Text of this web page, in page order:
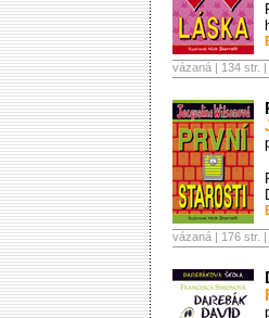
vázaná | 134 str. |
vázaná | 176 str. |